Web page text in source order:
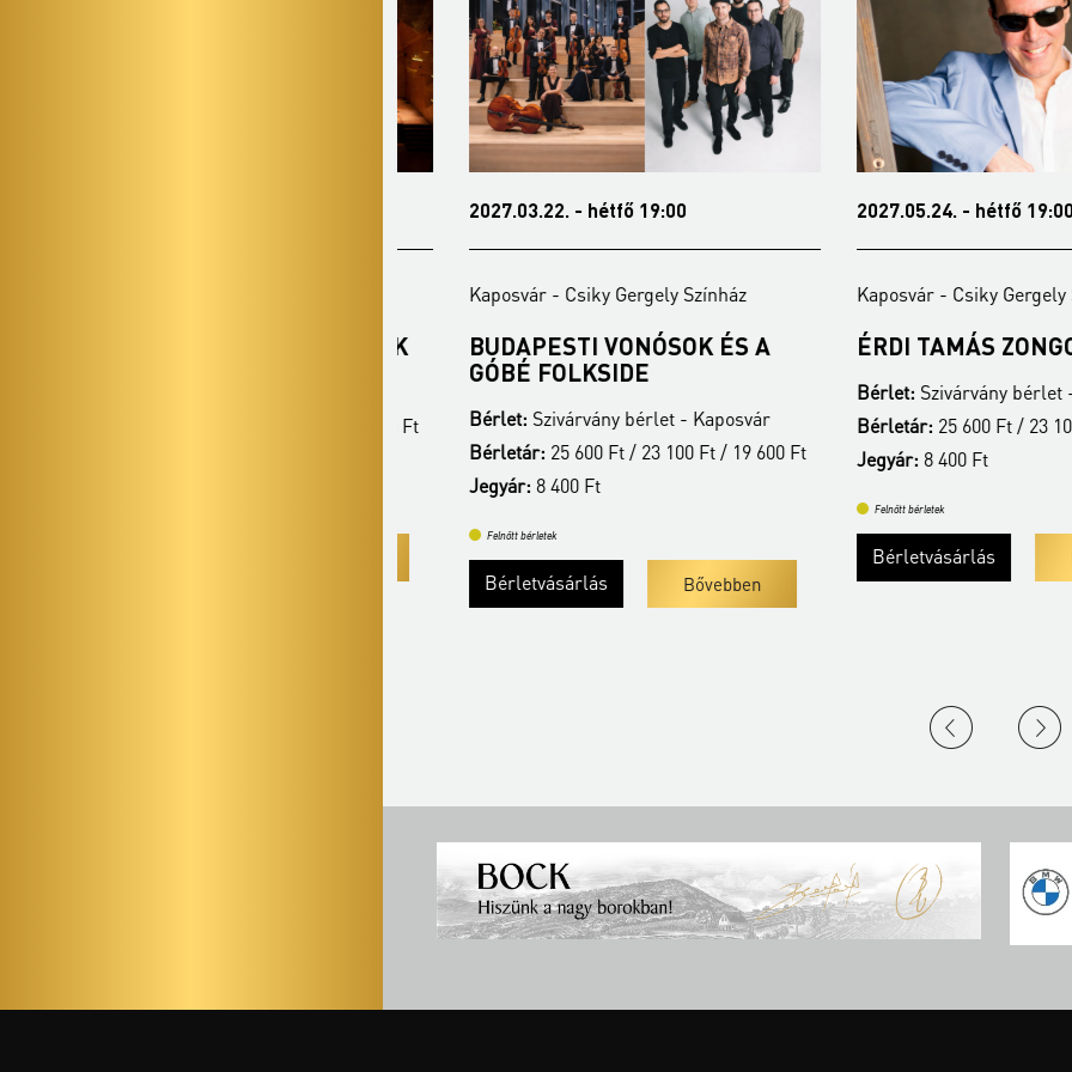
2027.03.22. - hétfő 19:00
Kaposvár - Csiky Gergely Színház
BUDAPESTI VONÓSOK ÉS A
GÓBÉ FOLKSIDE
Bérlet:Szivárvány bérlet - Kaposvár
Bérletár:25 600 Ft / 23 100 Ft / 19 600 Ft
Jegyár:8 400 Ft
Felnőtt bérletek
Bérletvásárlás Bővebben
2027.05.24. - hétfő 19:00
Kaposvár - Csiky Gergely
ÉRDI TAMÁS
Bérlet:Szivárvány bérlet -
Bérletár:25 600 Ft / 23 100 Ft /
Jegyár:8 400 Ft
Felnőtt bérletek
Bérletvásárlás